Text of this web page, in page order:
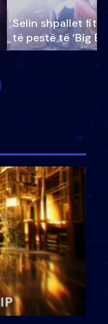
Selin shpallet
të pestë të ‘Big